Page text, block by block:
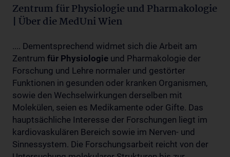
Zentrum für Physiologie und Pharmakologie
| Über die MedUni Wien
.... Dementsprechend widmet sich die Arbeit am
Zentrum für Physiologie und Pharmakologie der
Forschung und Lehre normaler und gestörter
Funktionen in gesunden oder kranken Organismen,
sowie den Wechselwirkungen derselben mit
Molekülen, seien es Medikamente oder Gifte. Das
hauptsächliche Interesse der Forschungen liegt im
kardiovaskulären Bereich sowie im Nerven- und
Sinnessystem. Die Forschungsarbeit reicht von der